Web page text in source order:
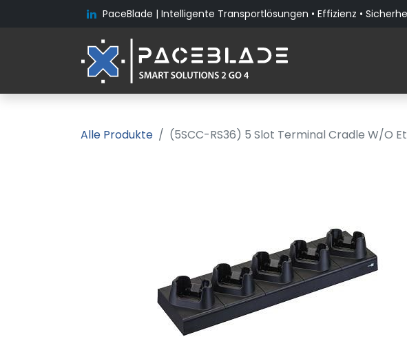
PaceBlade | Intelligente Transportlösungen • Effizienz •
Alle Produkte (5SCC-RS36) 5 Slot Terminal Cradle W/O